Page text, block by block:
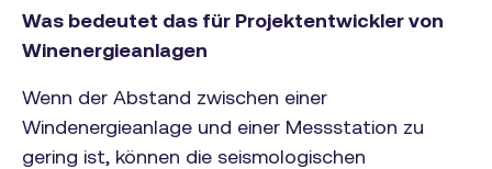
Was bedeutet das für Projektentwickler von
Winenergieanlagen
Wenn der Abstand zwischen einer
Windenergieanlage und einer Messstation zu
gering ist, können die seismologischen